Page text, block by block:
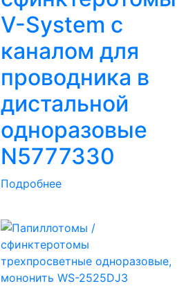
V-System с
каналом для
проводника в
дистальной
одноразовые
N5777330
Подробнее